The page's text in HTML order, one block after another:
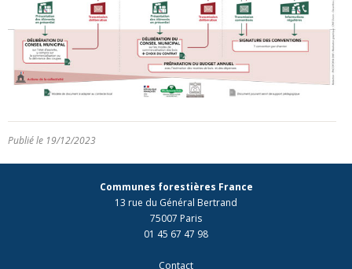
Publié le 19/12/2023
Communes forestières France
13 rue du Général Bertrand
75007 Paris
01 45 67 47 98
Contact